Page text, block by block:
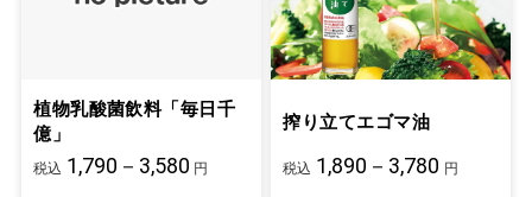
植物乳酸菌飲料「毎日千
億」
税込 1,790－3,580 円
搾り立てエゴマ油
税込 1,890－3,780 円